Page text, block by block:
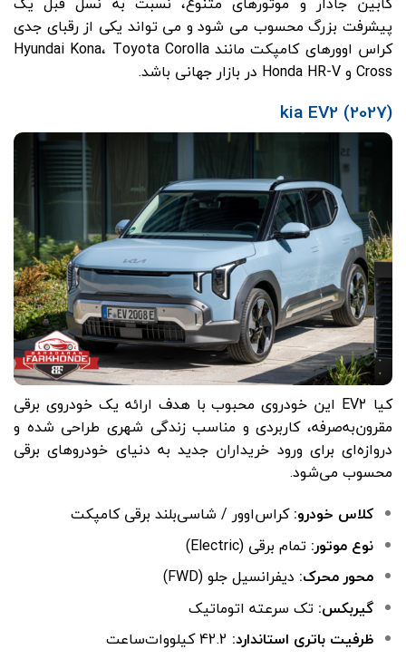
پیشرفت بزرگ محسوب می شود و می تواند یکی از رقبای جدی
کراس اوورهای کامپکت مانند
Hyundai Kona، Toyota Corolla
Cross وHonda HR-V در بازار جهانی باشد.
(2027) kia EV2
کیا EV2 این خودروی محبوب با هدف ارائه یک خودروی برقی
مقرون‌به‌صرفه، کاربردی و مناسب زندگی شهری طراحی شده و
دروازه‌ای برای ورود خریداران جدید به دنیای خودروهای برقی
محسوب می‌شود.
کلاس خودرو:کراس‌اوور / شاسی‌بلند برقی کامپکت
نوع موتور: تمام برقی (Electric)
محور محرک: دیفرانسیل جلو (FWD)
گیربکس: تک سرعته اتوماتیک
ظرفیت باتری استاندارد: